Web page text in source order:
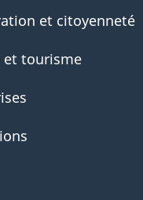
et citoyenneté
et tourisme